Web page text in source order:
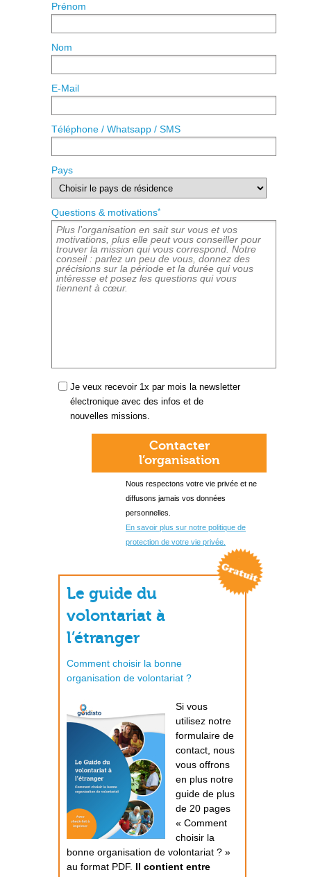
Prénom
Nom
E-Mail
Téléphone / Whatsapp / SMS
Pays
Questions & motivations*
Je veux recevoir 1x par mois la newsletter
électronique avec des infos et de
nouvelles missions.
Contacter
l’organisation
Nous respectons votre vie privée et ne
diffusons jamais vos données
personnelles.
En savoir plus sur notre politique de
protection de votre vie privée.
Le guide du
volontariat à
l’étranger
Comment choisir la bonne
organisation de volontariat ?
Si vous
utilisez notre
formulaire de
contact, nous
vous offrons
en plus notre
guide de plus
de 20 pages
« Comment
choisir la
bonne organisation de volontariat ? »
au format PDF. Il contient entre